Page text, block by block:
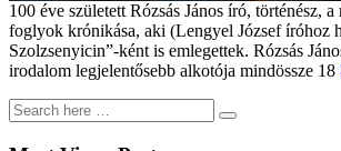
100 éve született Rózsás János író, történész,
foglyok krónikása, aki (Lengyel József íróhoz
Szolzsenyicin”-ként is emlegettek. Rózsás
irodalom legjelentősebb alkotója mindössze 18